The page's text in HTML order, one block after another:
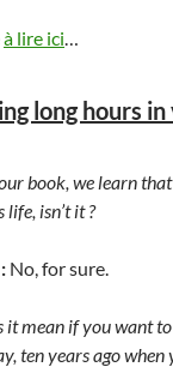
à lire ici…
long hours
book, we learn
isn’t it ?
No, for sure.
it mean if you want
ten years ago